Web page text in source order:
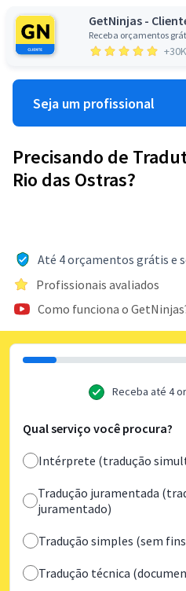
GetNinjas -
Receba orçamentos
+30K
Seja um profissional
Precisando de
Rio das Ostras?
Até 4 orçamentos grátis e
Profissionais avaliados
Como funciona o
Receba até 4
Qual serviço você procura?
Intérprete (tradução
Tradução juramentada
juramentado)
Tradução simples (sem
Tradução técnica